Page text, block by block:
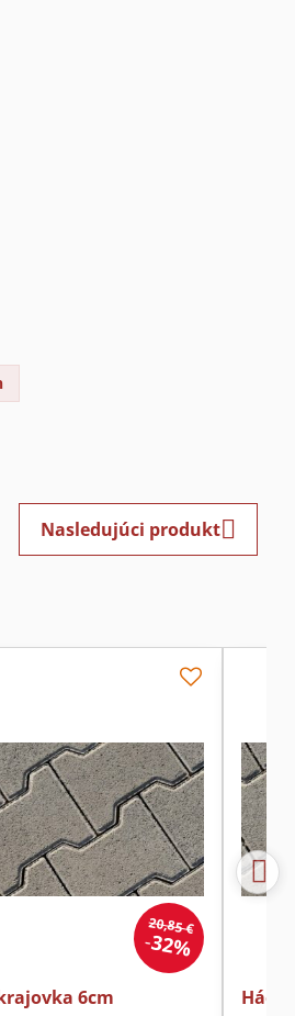
Nasledujúci produkt
20,85 €
32%
6cm